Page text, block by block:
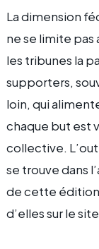
La dimension
ne se limite pas
les tribunes la
supporters,
loin, qui
chaque but est
collective.
se trouve dans
de cette
d’elles sur le site